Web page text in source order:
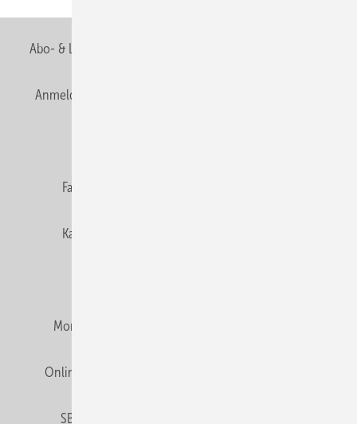
Abo- & Leserservice
Anmelden
Fachbeiträge
Karriere bei Gentner
Montagezeiten Heizung
Online Mediadaten
SBZ abonnieren